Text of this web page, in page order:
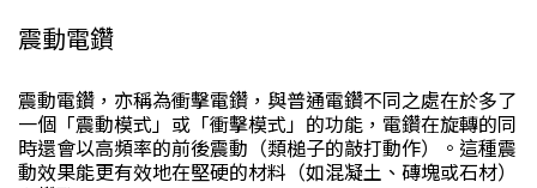
震動電鑽
震動電鑽，亦稱為衝擊電鑽，與普通電鑽不同之處在於多了
一個「震動模式」或「衝擊模式」的功能，電鑽在旋轉的同
時還會以高頻率的前後震動（類槌子的敲打動作）。這種震
動效果能更有效地在堅硬的材料（如混凝土、磚塊或石材）